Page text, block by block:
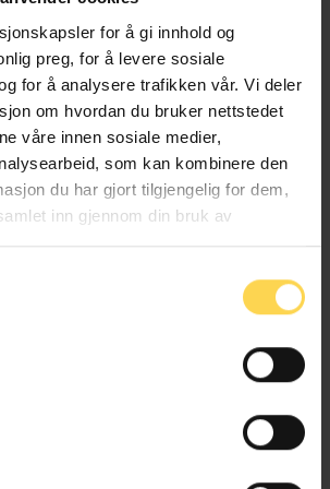
for å gi innhold og
preg, for å levere sosiale
for å analysere trafikken vår. Vi deler
om hvordan du bruker nettstedet
våre innen sosiale medier,
som kan kombinere den
du har gjort tilgjengelig for dem,
inn gjennom din bruk av
Arbeidsmarkedsloven
Arbeidsrett
regelverk